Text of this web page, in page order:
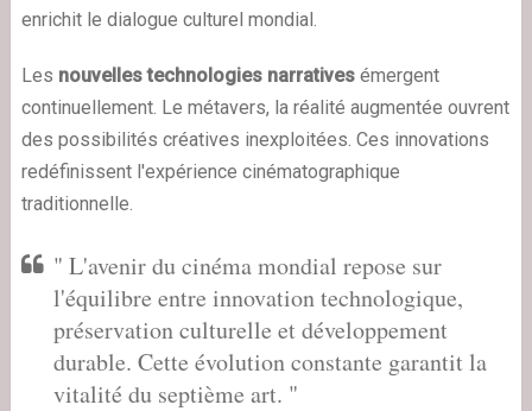
enrichit le dialogue culturel mondial.
Les nouvelles technologies narrativesémergent
continuellement. Le métavers, la réalité augmentée ouvrent
des possibilités créatives inexploitées. Ces innovations
redéfinissent l'expérience cinématographique
traditionnelle.
" L'avenir du cinéma mondial repose sur
l'équilibre entre innovation technologique,
préservation culturelle et développement
durable. Cette évolution constante garantit la
vitalité du septième art. "